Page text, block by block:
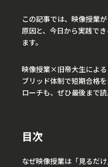
この記事では、映像授業
原因と、今日から実践で
ます。
映像授業×旧帝大生によ
ブリッド体制で短期合格
ローチも、ぜひ最後まで読
目次
なぜ映像授業は「見るだ